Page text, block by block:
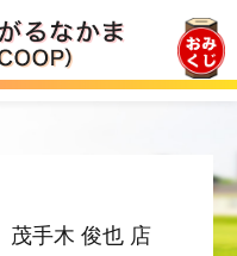
手木 俊也 店